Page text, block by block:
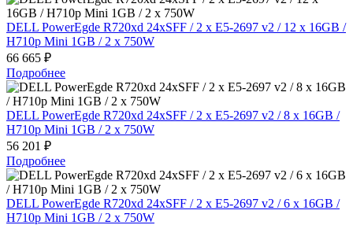
DELL PowerEgde R720xd 24xSFF / 2 x E5-2697 v2 / 12 x 16GB /
H710p Mini 1GB / 2 x 750W
66 665 ₽
Подробнее
DELL PowerEgde R720xd 24xSFF / 2 x E5-2697 v2 / 8 x 16GB /
H710p Mini 1GB / 2 x 750W
56 201 ₽
Подробнее
DELL PowerEgde R720xd 24xSFF / 2 x E5-2697 v2 / 6 x 16GB /
H710p Mini 1GB / 2 x 750W